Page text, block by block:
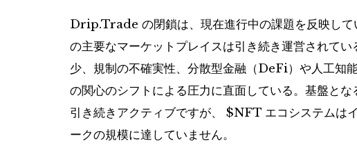
Drip.Trade の閉鎖は、現在進行中の課題を反映して
の主要なマーケットプレイスは引き続き運営されて
少、規制の不確実性、分散型金融（DeFi）や人工知
の関心のシフトによる圧力に直面している。基盤と
引き続きアクティブですが、 $NFT エコシステムは
ークの規模に達していません。